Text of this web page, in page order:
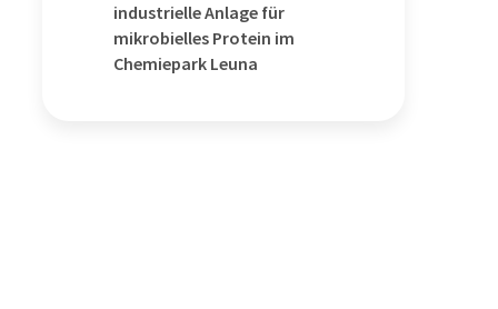
industrielle Anlage für
mikrobielles Protein im
Chemiepark Leuna